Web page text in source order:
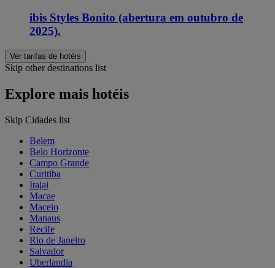
ibis Styles Bonito (abertura em outubro de
2025).
Ver tarifas de hotéis
Skip other destinations list
Explore mais hotéis
Skip Cidades list
Belem
Belo Horizonte
Campo Grande
Curitiba
Itajai
Macae
Maceio
Manaus
Recife
Rio de Janeiro
Salvador
Uberlandia